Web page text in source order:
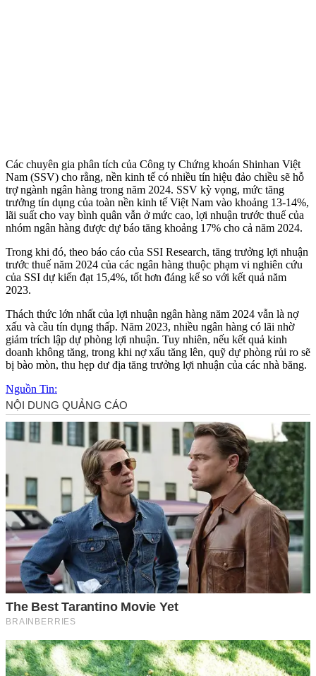
Các chuyên gia phân tích của Công ty Chứng khoán Shinhan Việt
Nam (SSV) cho rằng, nền kinh tế có nhiều tín hiệu đảo chiều sẽ hỗ
trợ ngành ngân hàng trong năm 2024. SSV kỳ vọng, mức tăng
trưởng tín dụng của toàn nền kinh tế Việt Nam vào khoảng 13-14%,
lãi suất cho vay bình quân vẫn ở mức cao, lợi nhuận trước thuế của
nhóm ngân hàng được dự báo tăng khoảng 17% cho cả năm 2024.
Trong khi đó, theo báo cáo của SSI Research, tăng trưởng lợi nhuận
trước thuế năm 2024 của các ngân hàng thuộc phạm vi nghiên cứu
của SSI dự kiến đạt 15,4%, tốt hơn đáng kể so với kết quả năm
2023.
Thách thức lớn nhất của lợi nhuận ngân hàng năm 2024 vẫn là nợ
xấu và cầu tín dụng thấp. Năm 2023, nhiều ngân hàng có lãi nhờ
giảm trích lập dự phòng lợi nhuận. Tuy nhiên, nếu kết quả kinh
doanh không tăng, trong khi nợ xấu tăng lên, quỹ dự phòng rủi ro sẽ
bị bào mòn, thu hẹp dư địa tăng trưởng lợi nhuận của các nhà băng.
Nguồn Tin: